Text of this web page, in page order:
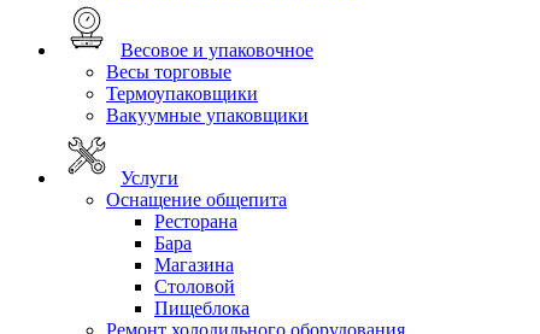
Весовое и упаковочное
Весы торговые
Термоупаковщики
Вакуумные упаковщики
Услуги
Оснащение общепита
Ресторана
Бара
Магазина
Столовой
Пищеблока